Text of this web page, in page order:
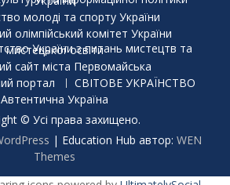
молоді та спорту України
олімпійський комітет України
Державне агентство України з питань мистецтв та мистецької освіти
сайт міста Первомайська
портал
СВІТОВЕ УКРАЇНСТВО
Автентична Україна
© Усі права захищено.
| Education Hub автор: WEN
Themes